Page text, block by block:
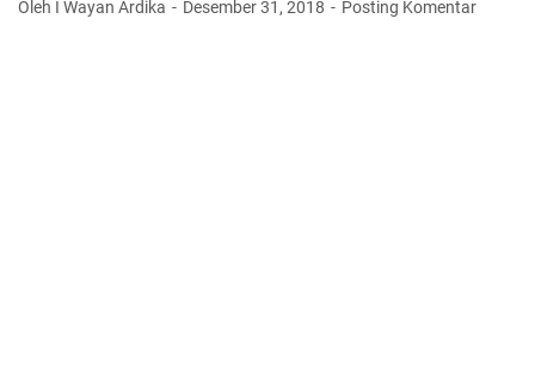
Oleh I Wayan Ardika Desember 31, 2018 Posting Komentar